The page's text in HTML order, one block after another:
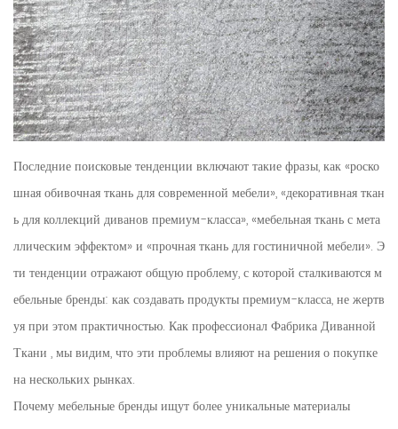
Последние поисковые тенденции включают такие фразы, как «роско
шная обивочная ткань для современной мебели», «декоративная ткан
ь для коллекций диванов премиум-класса», «мебельная ткань с мета
ллическим эффектом» и «прочная ткань для гостиничной мебели». Э
ти тенденции отражают общую проблему, с которой сталкиваются м
ебельные бренды: как создавать продукты премиум-класса, не жертв
уя при этом практичностью. Как профессионалФабрика Диванной
Ткани , мы видим, что эти проблемы влияют на решения о покупке
на нескольких рынках.
Почему мебельные бренды ищут более уникальные материалы